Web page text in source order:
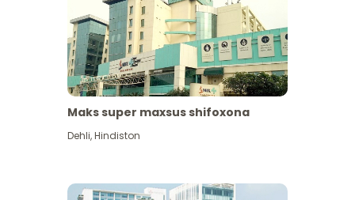
Maks super maxsus shifoxona
Dehli,Hindiston